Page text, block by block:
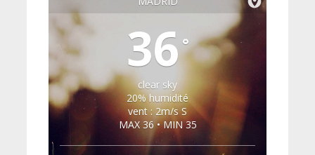
36°
clear sky
20% humidité
vent : 2m/s S
MAX 36 • MIN 35